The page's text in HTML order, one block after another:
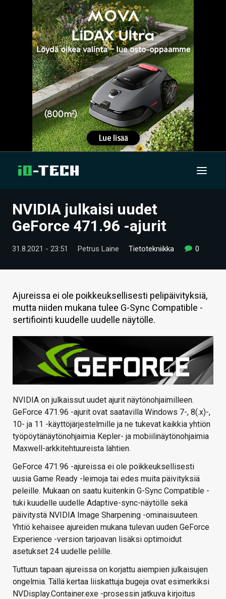
UUTISET
TIETOA
HINTA.FI
KAUPPA
VAIHDA TEEMA
HAKU
NVIDIA julkaisi uudet
GeForce 471.96 -ajurit
31.8.2021 - 23:51 Petrus Laine Tietotekniikka 0
Ajureissa ei ole poikkeuksellisesti pelipäivityksiä,
mutta niiden mukana tulee G-Sync Compatible -
sertifiointi kuudelle uudelle näytölle.
NVIDIA on julkaissut uudet ajurit näytönohjaimilleen.
GeForce 471.96 -ajurit ovat saatavilla Windows 7-, 8(.x)-,
10- ja 11 -käyttöjärjestelmille ja ne tukevat kaikkia yhtiön
työpöytänäytönohjaimia Kepler- ja mobiilinäytönohjaimia
Maxwell-arkkitehtuureista lähtien.
GeForce 471.96 -ajureissa ei ole poikkeuksellisesti
uusia Game Ready -leimoja tai edes muita päivityksiä
peleille. Mukaan on saatu kuitenkin G-Sync Compatible -
tuki kuudelle uudelle Adaptive-sync-näytölle sekä
päivitystä NVIDIA Image Sharpening -ominaisuuteen.
Yhtiö kehaisee ajureiden mukana tulevan uuden GeForce
Experience -version tarjoavan lisäksi optimoidut
asetukset 24 uudelle pelille.
Tuttuun tapaan ajureissa on korjattu aiempien julkaisujen
ongelmia. Tällä kertaa liiskattuja bugeja ovat esimerkiksi
NVDisplay.Container.exe -prosessin jatkuva kirjoitus